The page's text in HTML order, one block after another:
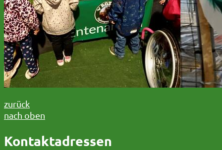
zurück
nach oben
Kontaktadressen